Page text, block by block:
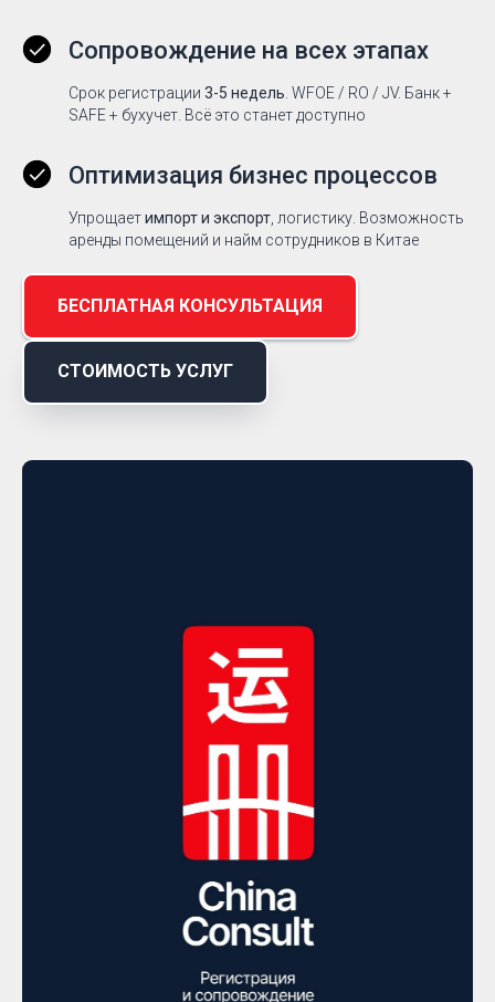
Сопровождение на всех этапах
Срок регистрации 3-5 недель . WFOE / RO / JV. Банк +
SAFE + бухучет. Всё это станет доступно
Оптимизация бизнес процессов
Упрощаетимпорт и экспорт , логистику. Возможность
аренды помещений и найм сотрудников в Китае
БЕСПЛАТНАЯ КОНСУЛЬТАЦИЯ
СТОИМОСТЬ УСЛУГ